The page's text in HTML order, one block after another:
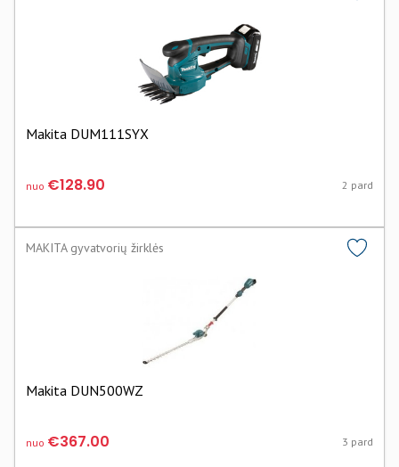
Makita DUM111SYX
nuo €128.90 2 pard
MAKITA gyvatvorių žirklės
Makita DUN500WZ
nuo €367.00 3 pard